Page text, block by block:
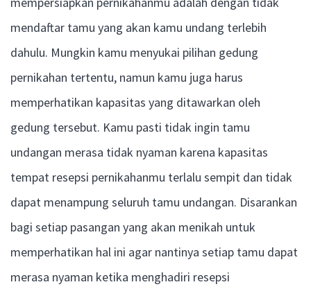
mendaftar tamu yang akan kamu undang terlebih
dahulu. Mungkin kamu menyukai pilihan gedung
pernikahan tertentu, namun kamu juga harus
memperhatikan kapasitas yang ditawarkan oleh
gedung tersebut. Kamu pasti tidak ingin tamu
undangan merasa tidak nyaman karena kapasitas
tempat resepsi pernikahanmu terlalu sempit dan tidak
dapat menampung seluruh tamu undangan. Disarankan
bagi setiap pasangan yang akan menikah untuk
memperhatikan hal ini agar nantinya setiap tamu dapat
merasa nyaman ketika menghadiri resepsi